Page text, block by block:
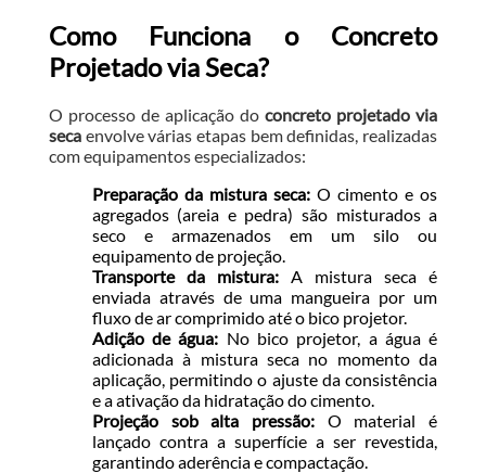
Como Funciona o Concreto
Projetado via Seca?
O processo de aplicação doconcreto projetado via
secaenvolve várias etapas bem definidas, realizadas
com equipamentos especializados:
Preparação da mistura seca:O cimento e os
agregados (areia e pedra) são misturados a
seco e armazenados em um silo ou
equipamento de projeção.
Transporte da mistura:A mistura seca é
enviada através de uma mangueira por um
fluxo de ar comprimido até o bico projetor.
Adição de água: No bico projetor, a água é
adicionada à mistura seca no momento da
aplicação, permitindo o ajuste da consistência
e a ativação da hidratação do cimento.
Projeção sob alta pressão: O material é
lançado contra a superfície a ser revestida,
garantindo aderência e compactação.